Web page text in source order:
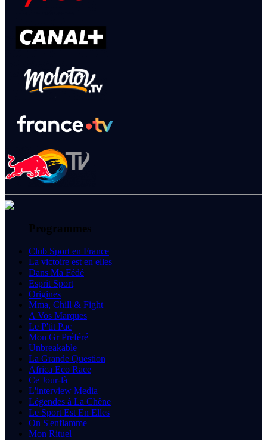
Programmes
Club Sport en France
La victoire est en elles
Dans Ma Fédé
Esprit Sport
Origines
Mma, Chill & Fight
A Vos Marques
Le P'tit Pac
Mon Gr Préféré
Unbreakable
La Grande Question
Africa Eco Race
Ce Jour-là
L'interview Media
Légendes à La Chêne
Le Sport Est En Elles
On S'enflamme
Mon Rituel